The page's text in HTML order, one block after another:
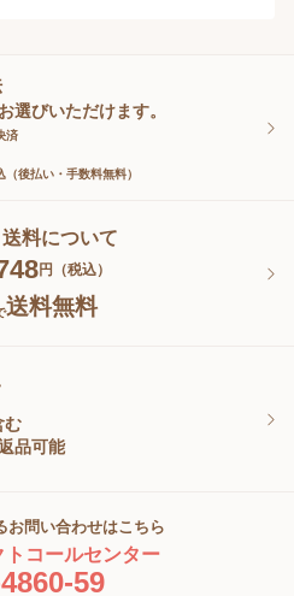
選びいただけます。
済
後払い・手数料無料）
料について
円（税込）
送料無料
む
品可能
お問い合わせはこちら
トコールセンター
59